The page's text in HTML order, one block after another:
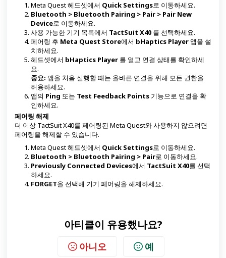
Meta Quest 헤드셋에서 Quick Settings로 이동하세요.
Bluetooth > Bluetooth Pairing > Pair > Pair New
Device로 이동하세요.
사용 가능한 기기 목록에서 TactSuit X40 를 선택하세요.
페어링 후 Meta Quest Store에서 bHaptics Player앱을 설
치하세요.
헤드셋에서 bHaptics Player 를 열고 연결 상태를 확인하세
요.
중요: 앱을 처음 실행할 때는 올바른 연결을 위해 모든 권한을
허용하세요.
앱의 Ping 또는 Test Feedback Points 기능으로 연결을 확
인하세요.
페어링 해제
더 이상 TactSuit X40를 페어링된 Meta Quest와 사용하지 않으려면
페어링을 해제할 수 있습니다.
Meta Quest 헤드셋에서 Quick Settings로 이동하세요.
Bluetooth > Bluetooth Pairing > Pair로 이동하세요.
Previously Connected Devices에서 TactSuit X40를 선택
하세요.
FORGET을 선택해 기기 페어링을 해제하세요.
아티클이 유용했나요?
아니오 예